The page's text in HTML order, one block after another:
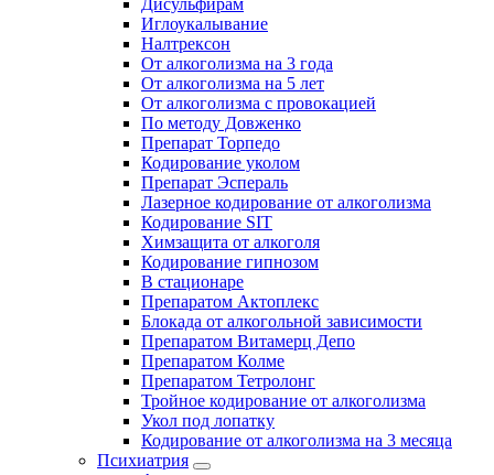
Дисульфирам
Иглоукалывание
Налтрексон
От алкоголизма на 3 года
От алкоголизма на 5 лет
От алкоголизма с провокацией
По методу Довженко
Препарат Торпедо
Кодирование уколом
Препарат Эспераль
Лазерное кодирование от алкоголизма
Кодирование SIT
Химзащита от алкоголя
Кодирование гипнозом
В стационаре
Препаратом Актоплекс
Блокада от алкогольной зависимости
Препаратом Витамерц Депо
Препаратом Колме
Препаратом Тетролонг
Тройное кодирование от алкоголизма
Укол под лопатку
Кодирование от алкоголизма на 3 месяца
Психиатрия